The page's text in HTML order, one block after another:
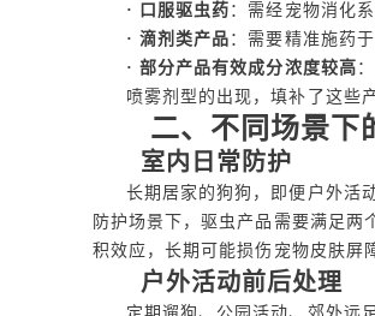
· 口服驱虫药 ：需经宠物消化
· 滴剂类产品 ：需要精准施药
· 部分产品有效成分浓度较高
喷雾剂型的出现，填补了这些
二、不同场景下
室内日常防护
长期居家的狗狗，即便户外活
防护场景下，驱虫产品需要满足两
积效应，长期可能损伤宠物皮肤屏
户外活动前后处理